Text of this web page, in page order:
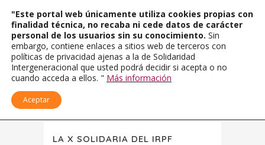
LA X SOLIDARIA DEL IRPF
"Este portal web únicamente utiliza cookies propias con
finalidad técnica, no recaba ni cede datos de carácter
personal de los usuarios sin su conocimiento. Sin
embargo, contiene enlaces a sitios web de terceros con
políticas de privacidad ajenas a la de Solidaridad
Intergeneracional que usted podrá decidir si acepta o no
cuando acceda a ellos. " Más información
Aceptar